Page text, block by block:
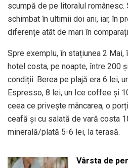
scumpă de pe litoralul românesc.
schimbat în ultimii doi ani, iar, în
diferențe atât de mari în
Spre exemplu, în stațiunea 2 Mai,
hotel costa, pe noapte, între 200
condiții. Berea pe plajă era 6 lei,
Espresso, 8 lei, un Ice coffee și
ceea ce privește mâncarea, o
ceafă și cu salată de vară costa
minerală/plată 5-6 lei, la terasă.
Vârsta de